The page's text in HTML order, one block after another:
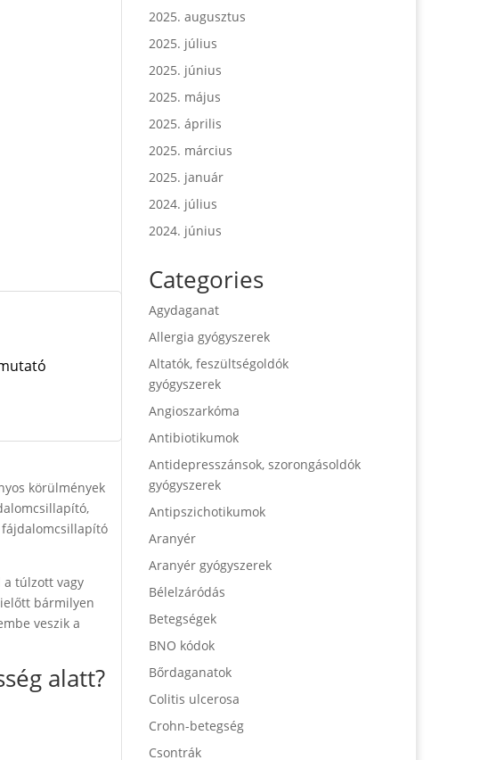
körülmények
fájdalomcsillapító
a túlzott vagy
bármilyen
veszik a
alatt?
2025. augusztus
2025. július
2025. június
2025. május
2025. április
2025. március
2025. január
2024. július
2024. június
Categories
Agydaganat
Allergia gyógyszerek
Altatók, feszültségoldók
gyógyszerek
Angioszarkóma
Antibiotikumok
Antidepresszánsok, szorongásoldók
gyógyszerek
Antipszichotikumok
Aranyér
Aranyér gyógyszerek
Bélelzáródás
Betegségek
BNO kódok
Bőrdaganatok
Colitis ulcerosa
Crohn-betegség
Csontrák